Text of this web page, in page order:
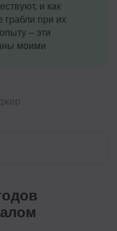
и как
грабли при их
– эти
моими